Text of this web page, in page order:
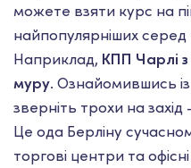
можете взяти курс на
найпопулярніших серед
Наприклад, КПП Чарлі
муру. Ознайомившись
зверніть трохи на захід
Це ода Берліну
торгові центри та